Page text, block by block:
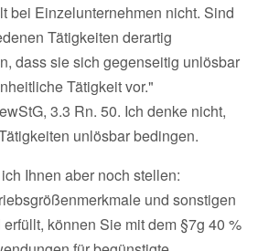
bei Einzelunternehmen nicht. Sind
Tätigkeiten derartig
dass sie sich gegenseitig unlösbar
Tätigkeit vor."
3.3 Rn. 50. Ich denke nicht,
unlösbar bedingen.
Ihnen aber noch stellen:
und sonstigen
können Sie mit dem §7g 40 %